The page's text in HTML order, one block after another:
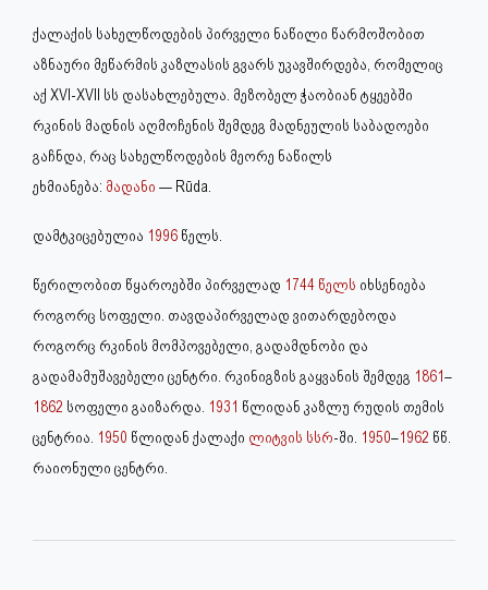
ქალაქის სახელწოდების პირველი ნაწილი წარმოშობით
აზნაური მეწარმის კაზლასის გვარს უკავშირდება, რომელიც
აქ XVI-XVII სს დასახლებულა. მეზობელ ჭაობიან ტყეებში
რკინის მადნის აღმოჩენის შემდეგ მადნეულის საბადოები
გაჩნდა, რაც სახელწოდების მეორე ნაწილს
ეხმიანება: მადანი — Rūda.
დამტკიცებულია 1996 წელს.
წერილობით წყაროებში პირველად 1744 წელს იხსენიება
როგორც სოფელი. თავდაპირველად ვითარდებოდა
როგორც რკინის მომპოვებელი, გადამდნობი და
გადამამუშავებელი ცენტრი. რკინიგზის გაყვანის შემდეგ 1861–
1862 სოფელი გაიზარდა. 1931 წლიდან კაზლუ რუდის თემის
ცენტრია. 1950 წლიდან ქალაქი ლიტვის სსრ-ში. 1950–1962 წწ.
რაიონული ცენტრი.